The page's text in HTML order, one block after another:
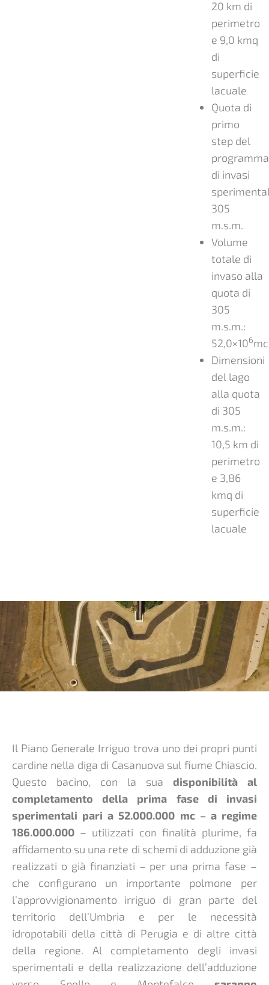
20 km di
perimetro
e 9,0 kmq
di
superficie
lacuale
Quota di
primo
step del
programma
di invasi
305
m.s.m.
Volume
totale di
invaso alla
quota di
305
m.s.m.:
52,0×106mc
Dimensioni
del lago
alla quota
di 305
m.s.m.:
10,5 km di
perimetro
e 3,86
kmq di
superficie
lacuale
Il Piano Generale Irriguo trova uno dei propri punti
cardine nella diga di Casanuova sul fiume Chiascio.
Questo bacino, con la sua disponibilità al
completamento della prima fase di invasi
sperimentali pari a 52.000.000 mc – a regime
186.000.000 – utilizzati con finalità plurime, fa
affidamento su una rete di schemi di adduzione già
realizzati o già finanziati – per una prima fase –
che configurano un importante polmone per
l’approvvigionamento irriguo di gran parte del
territorio dell’Umbria e per le necessità
idropotabili della città di Perugia e di altre città
della regione. Al completamento degli invasi
sperimentali e della realizzazione dell’adduzione